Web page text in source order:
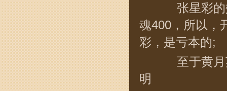
张星彩的
魂400，所以，
彩，是亏本的;
至于黄月
明